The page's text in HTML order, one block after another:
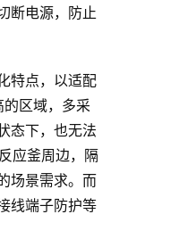
断电源，防止
特点，以适配
区域，多采
态下，也无法
应釜周边，隔
场景需求。而
线端子防护等